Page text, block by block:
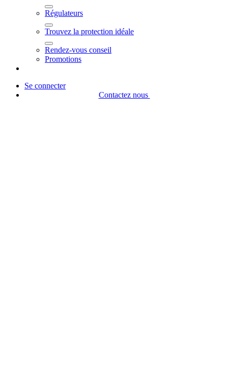
Régulateurs
Trouvez la protection idéale
Rendez-vous conseil
Promotions
Se connecter
Contactez nous